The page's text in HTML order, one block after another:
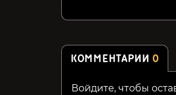
КОММЕНТАРИИ 0
Войдите, чтобы